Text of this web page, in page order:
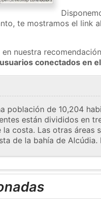
te mostramos el link
nuestra
conectados en
población de 10,204
están divididos en
costa. Las otras
de la bahía de